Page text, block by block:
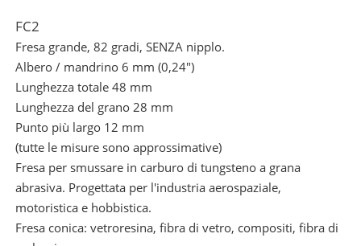
FC2
Fresa grande, 82 gradi, SENZA nipplo.
Albero / mandrino 6 mm (0,24")
Lunghezza totale 48 mm
Lunghezza del grano 28 mm
Punto più largo 12 mm
(tutte le misure sono approssimative)
Fresa per smussare in carburo di tungsteno a grana
abrasiva. Progettata per l'industria aerospaziale,
motoristica e hobbistica.
Fresa conica: vetroresina, fibra di vetro, compositi, fibra di